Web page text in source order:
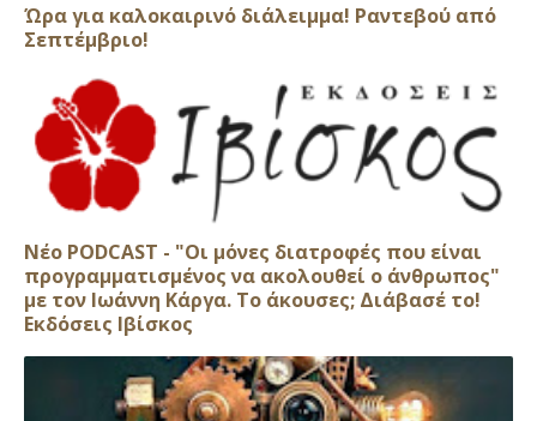
Ώρα για καλοκαιρινό διάλειμμα! Ραντεβού από
Σεπτέμβριο!
Νέο PODCAST - "Οι μόνες διατροφές που είναι
προγραμματισμένος να ακολουθεί ο άνθρωπος"
με τον Ιωάννη Κάργα. Το άκουσες; Διάβασέ το!
Εκδόσεις Ιβίσκος